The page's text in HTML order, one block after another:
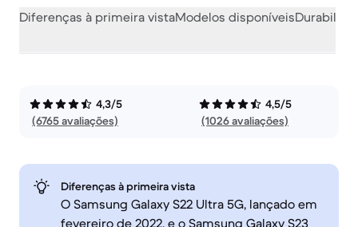
Diferenças à primeira vistaModelos disponíveis
4,3/5
(6765 avaliações)
4,5/5
(1026 avaliações)
Diferenças à primeira vista
O Samsung Galaxy S22 Ultra 5G, lançado em
fevereiro de 2022, e o Samsung Galaxy S23